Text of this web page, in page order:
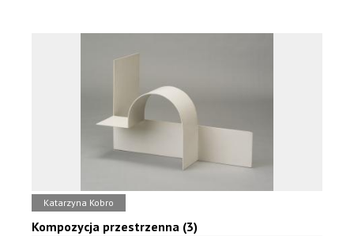
Katarzyna Kobro
Kompozycja przestrzenna (3)